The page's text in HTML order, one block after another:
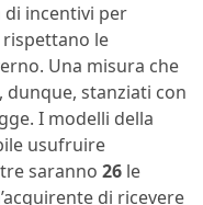
di incentivi per
rispettano le
Una misura che
, dunque, stanziati con
I modelli della
usufruire
saranno 26 le
di ricevere